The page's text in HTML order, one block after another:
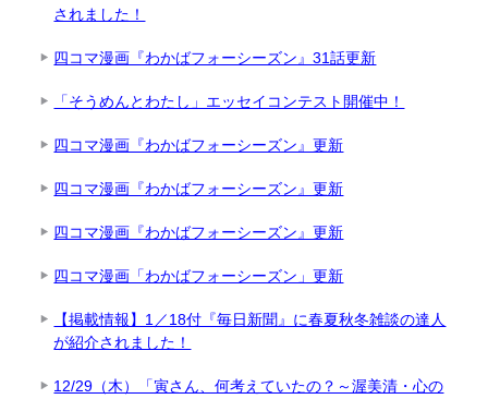
されました！
四コマ漫画『わかばフォーシーズン』31話更新
「そうめんとわたし」エッセイコンテスト開催中！
四コマ漫画『わかばフォーシーズン』更新
四コマ漫画『わかばフォーシーズン』更新
四コマ漫画『わかばフォーシーズン』更新
四コマ漫画「わかばフォーシーズン」更新
【掲載情報】1／18付『毎日新聞』に春夏秋冬雑談の達人
が紹介されました！
12/29（木）「寅さん、何考えていたの？～渥美清・心の